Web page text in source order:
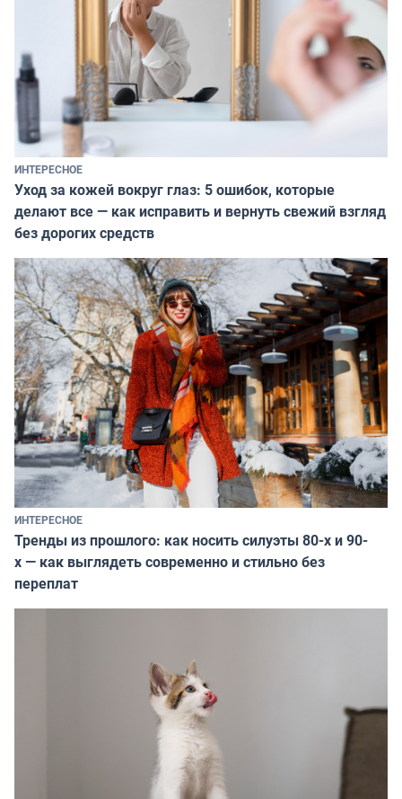
ИНТЕРЕСНОЕ
Уход за кожей вокруг глаз: 5 ошибок, которые
делают все — как исправить и вернуть свежий взгляд
без дорогих средств
ИНТЕРЕСНОЕ
Тренды из прошлого: как носить силуэты 80-х и 90-
х — как выглядеть современно и стильно без
переплат